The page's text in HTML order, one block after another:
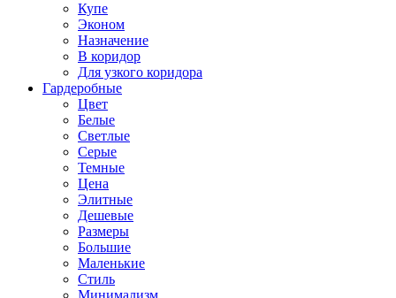
Купе
Эконом
Назначение
В коридор
Для узкого коридора
Гардеробные
Цвет
Белые
Светлые
Серые
Темные
Цена
Элитные
Дешевые
Размеры
Большие
Маленькие
Стиль
Минимализм